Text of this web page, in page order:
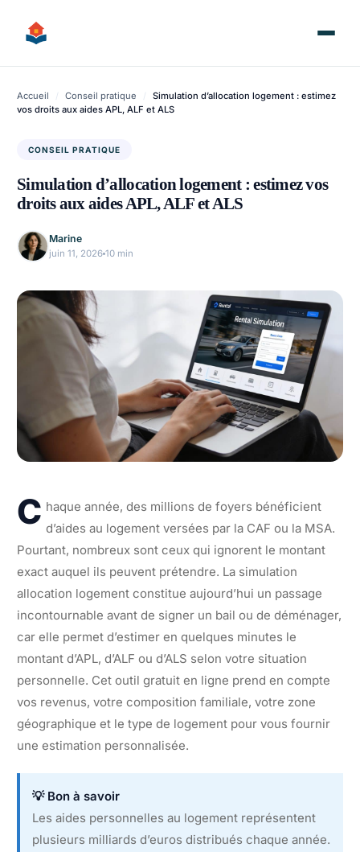
contenu
Accueil / Conseil pratique /
Simulation d’allocation logement : estimez
vos droits aux aides APL, ALF et ALS
CONSEIL PRATIQUE
Simulation d’allocation logement : estimez vos
droits aux aides APL, ALF et ALS
Marine
juin 11, 2026 10 min
C haque année, des millions de foyers bénéficient
d’aides au logement versées par la CAF ou la MSA.
Pourtant, nombreux sont ceux qui ignorent le montant
exact auquel ils peuvent prétendre. La simulation
allocation logement constitue aujourd’hui un passage
incontournable avant de signer un bail ou de déménager,
car elle permet d’estimer en quelques minutes le
montant d’APL, d’ALF ou d’ALS selon votre situation
personnelle. Cet outil gratuit en ligne prend en compte
vos revenus, votre composition familiale, votre zone
géographique et le type de logement pour vous fournir
une estimation personnalisée.
💡 Bon à savoir
Les aides personnelles au logement représentent
plusieurs milliards d’euros distribués chaque année.